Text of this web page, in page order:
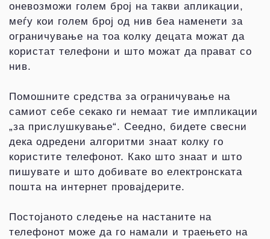
оневозможи голем број на такви апликации,
меѓу кои голем број од нив беа наменети за
ограничување на тоа колку децата можат да
користат телефони и што можат да прават со
нив.
Помошните средства за ограничување на
самиот себе секако ги немаат тие импликации
„за прислушкување“. Сеедно, бидете свесни
дека одредени алгоритми знаат колку го
користите телефонот. Како што знаат и што
пишувате и што добивате во eлектронската
пошта на интернет провајдерите.
Постојаното следење на настаните на
телефонот може да го намали и траењето на